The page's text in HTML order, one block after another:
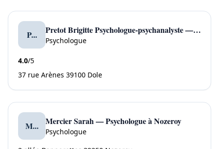
P... Pretot Brigitte Psychologue-psychanalyste — Psychologue à Dole
Psychologue
4.0/5
37 rue Arènes 39100 Dole
M... Mercier Sarah — Psychologue à Nozeroy
Psychologue